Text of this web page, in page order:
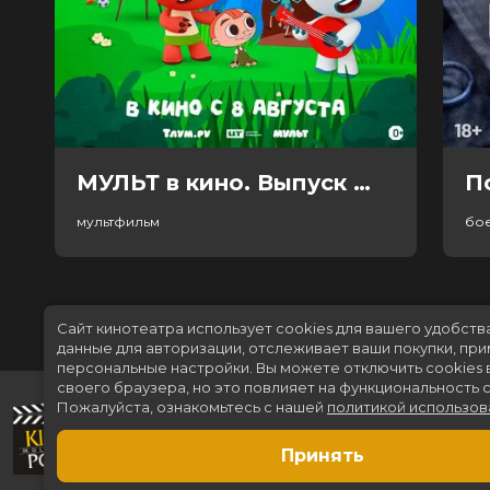
МУЛЬТ в кино. Выпуск №198. Некогда скучать (0+)
мультфильм
Сайт кинотеатра использует cookies для вашего
данные для авторизации, отслеживает ваши покупки,
персональные настройки. Вы можете отключить cookies
своего браузера, но это повлияет на функциональность
Пожалуйста, ознакомьтесь с нашей политикой
Принять